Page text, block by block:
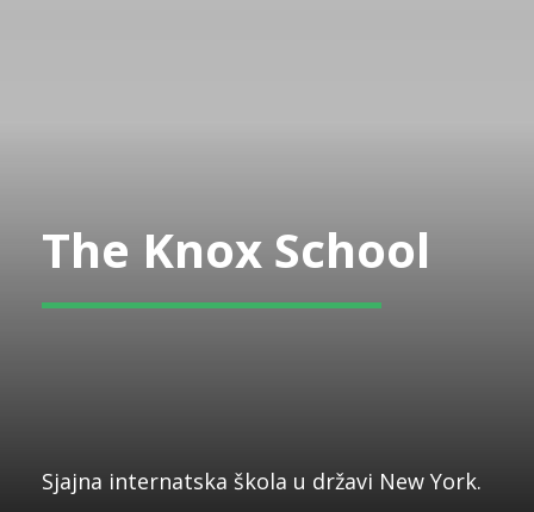
The Knox School
Sjajna internatska škola u državi New York.